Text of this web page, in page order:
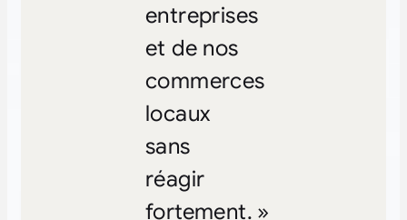
entreprises
et de nos
commerces
locaux
sans
réagir
fortement. »